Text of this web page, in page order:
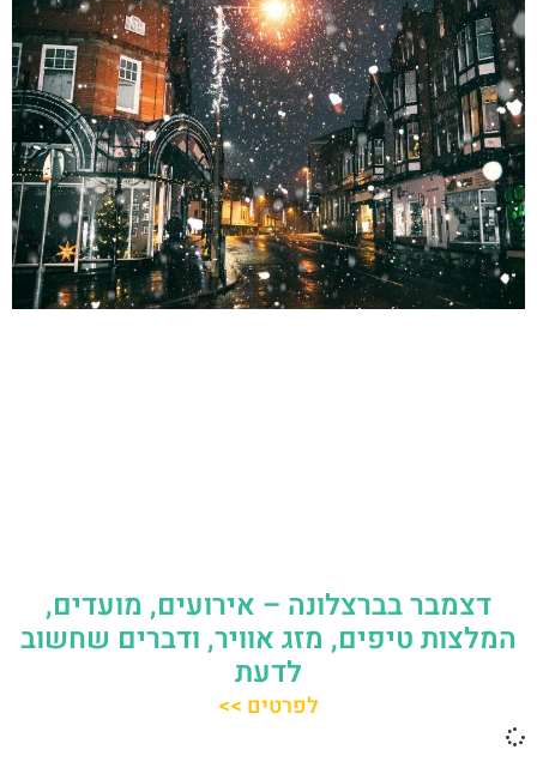
דצמבר בברצלונה – אירועים, מועדים,
המלצות טיפים, מזג אוויר, ודברים שחשוב
לדעת
לפרטים >>